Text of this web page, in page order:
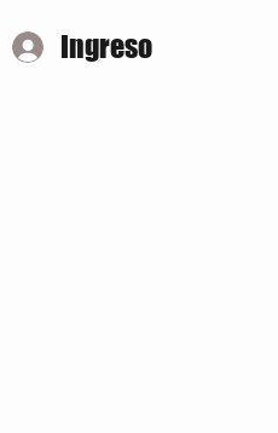
Ingreso